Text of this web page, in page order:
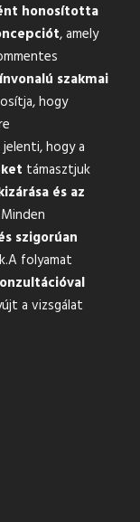
honosította
, amely
szakmai
hogy
hogy a
támasztjuk
és az
.Minden
szigorúan
folyamat
a vizsgálat